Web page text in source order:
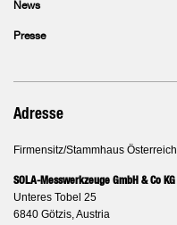
News
Presse
Adresse
Firmensitz/Stammhaus Österreich
SOLA-Messwerkzeuge GmbH & Co KG
Unteres Tobel 25
6840 Götzis, Austria